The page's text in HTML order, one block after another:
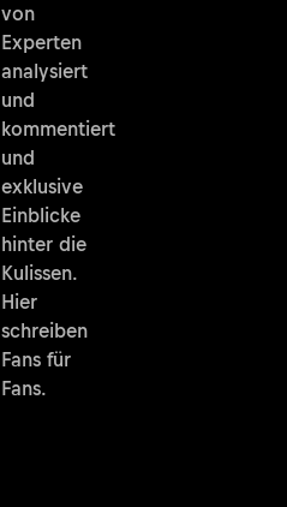
von
Experten
analysiert
und
kommentiert
und
exklusive
Einblicke
hinter die
Kulissen.
Hier
schreiben
Fans für
Fans.